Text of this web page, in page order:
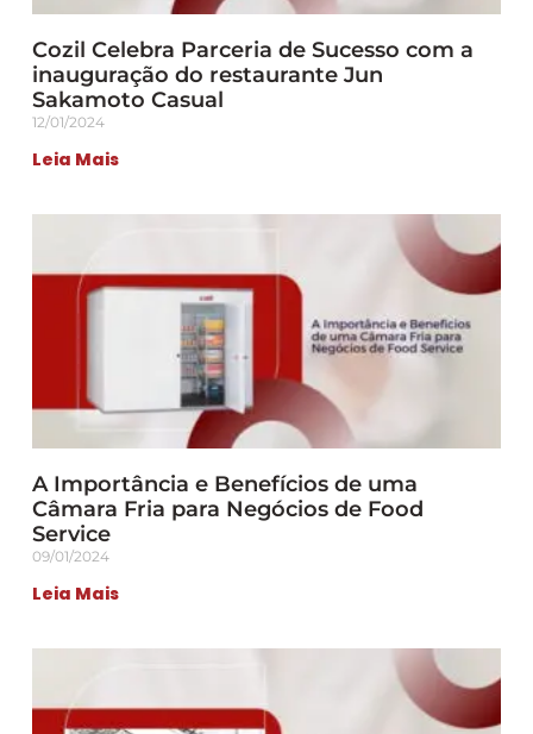
Cozil Celebra Parceria de Sucesso com a
inauguração do restaurante Jun
Sakamoto Casual
12/01/2024
Leia Mais
A Importância e Benefícios de uma
Câmara Fria para Negócios de Food
Service
09/01/2024
Leia Mais